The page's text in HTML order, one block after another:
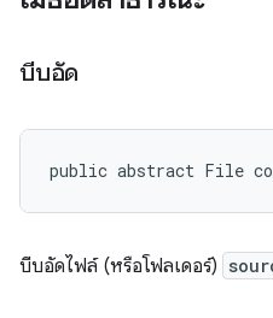
บีบอัด
public abstract File
บีบอัดไฟล์ (หรือโฟลเดอร์)